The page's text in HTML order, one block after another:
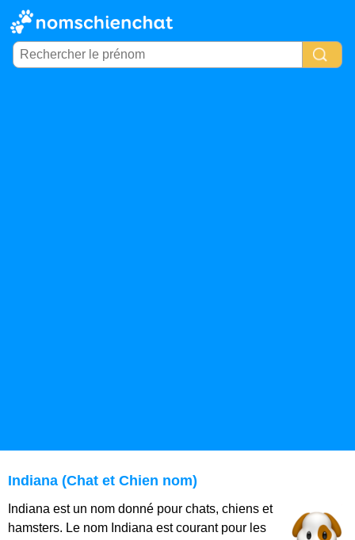
Indiana (Chat et Chien nom)
Indiana est un nom donné pour chats, chiens et
hamsters. Le nom Indiana est courant pour les